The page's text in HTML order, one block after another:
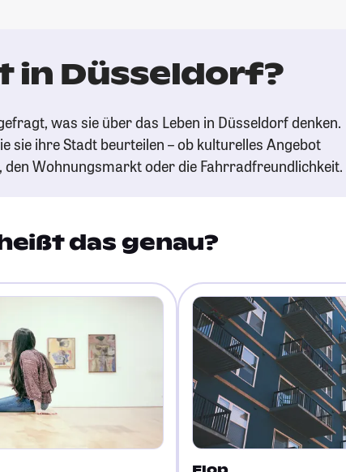
in Düsseldorf?
was sie über das Leben in Düsseldorf denken.
sie ihre Stadt beurteilen – ob kulturelles Angebot
den Wohnungsmarkt oder die Fahrradfreundlichkeit.
das genau?